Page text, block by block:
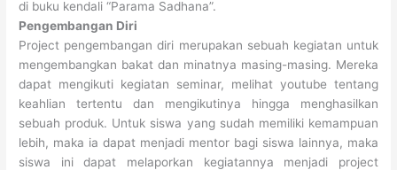
di buku kendali “Parama Sadhana”.
Pengembangan Diri
Project pengembangan diri merupakan sebuah kegiatan untuk
mengembangkan bakat dan minatnya masing-masing. Mereka
dapat mengikuti kegiatan seminar, melihat youtube tentang
keahlian tertentu dan mengikutinya hingga menghasilkan
sebuah produk. Untuk siswa yang sudah memiliki kemampuan
lebih, maka ia dapat menjadi mentor bagi siswa lainnya, maka
siswa ini dapat melaporkan kegiatannya menjadi project